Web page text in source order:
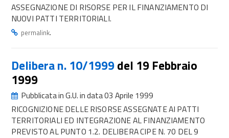
ASSEGNAZIONE DI RISORSE PER IL FINANZIAMENTO DI
NUOVI PATTI TERRITORIALI.
permalink.
Delibera n. 10/1999del 19 Febbraio
1999
Pubblicata in G.U. in data 03 Aprile 1999
RICOGNIZIONE DELLE RISORSE ASSEGNATE AI PATTI
TERRITORIALI ED INTEGRAZIONE AL FINANZIAMENTO
PREVISTO AL PUNTO 1.2. DELIBERA CIPE N. 70 DEL 9